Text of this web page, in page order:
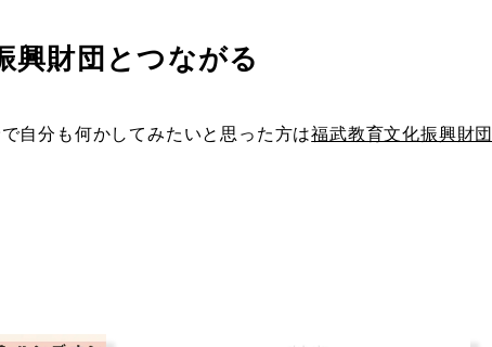
興財団とつながる
自分も何かしてみたいと思った方は福武教育文化振興財団